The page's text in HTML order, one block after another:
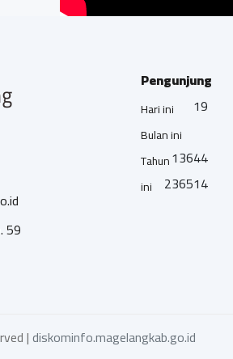
59
Pengunjung
Hari ini 19
Bulan ini
13644
Tahun
ini
236514
|diskominfo.magelangkab.go.id